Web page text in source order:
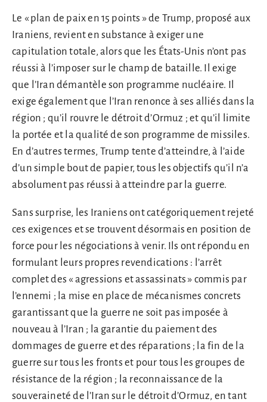
Le « plan de paix en 15 points » de Trump, proposé aux
Iraniens, revient en substance à exiger une
capitulation totale, alors que les États-Unis n’ont pas
réussi à l’imposer sur le champ de bataille. Il exige
que l’Iran démantèle son programme nucléaire. Il
exige également que l’Iran renonce à ses alliés dans la
région ; qu’il rouvre le détroit d’Ormuz ; et qu’il limite
la portée et la qualité de son programme de missiles.
En d’autres termes, Trump tente d’atteindre, à l’aide
d’un simple bout de papier, tous les objectifs qu’il n’a
absolument pas réussi à atteindre par la guerre.
Sans surprise, les Iraniens ont catégoriquement rejeté
ces exigences et se trouvent désormais en position de
force pour les négociations à venir. Ils ont répondu en
formulant leurs propres revendications : l’arrêt
complet des « agressions et assassinats » commis par
l’ennemi ; la mise en place de mécanismes concrets
garantissant que la guerre ne soit pas imposée à
nouveau à l’Iran ; la garantie du paiement des
dommages de guerre et des réparations ; la fin de la
guerre sur tous les fronts et pour tous les groupes de
résistance de la région ; la reconnaissance de la
souveraineté de l’Iran sur le détroit d’Ormuz, en tant